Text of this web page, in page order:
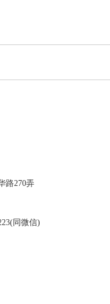
路270弄
同微信)